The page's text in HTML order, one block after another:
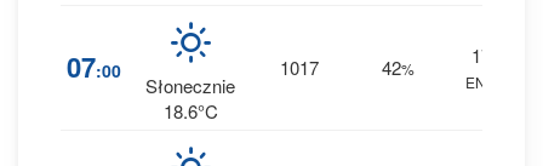
07:00
Słonecznie
18.6°C
1017 42%
17
ENE